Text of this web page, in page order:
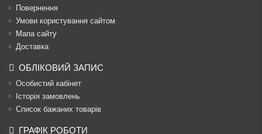
Повернення
Умови користування сайтом
Мапа сайту
Доставка
ОБЛІКОВИЙ ЗАПИС
Особистий кабінет
Історія замовлень
Список бажаних товарів
ГРАФІК РОБОТИ